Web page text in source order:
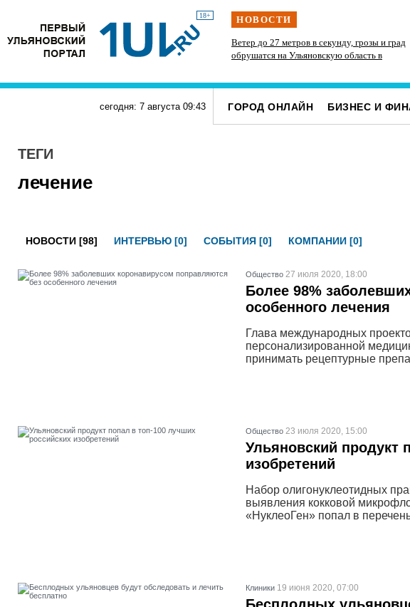
18+ НОВОСТИ
В Ульяновске заасфальтировали 45 участков,
перекопанных ресурсниками
Ветер до 27 метров в секунду, грозы и град
обрушатся на Ульяновскую область в
сегодня: 7 августа 09:43 ГОРОД ОНЛАЙН БИЗНЕС И
ТЕГИ
лечение
НОВОСТИ [98] ИНТЕРВЬЮ [0] СОБЫТИЯ [0] КОМПАНИИ [0]
Общество 27 июля 2020, 18:00
Более 98%
особенного лечения
Глава международных
персонализированной
принимать рецептурные
Общество 23 июля 2020, 15:00
Ульяновский продукт
изобретений
Набор олигонуклеотидных
выявления кокковой
«НуклеоГен» попал в
Клиники 19 июня 2020, 07:00